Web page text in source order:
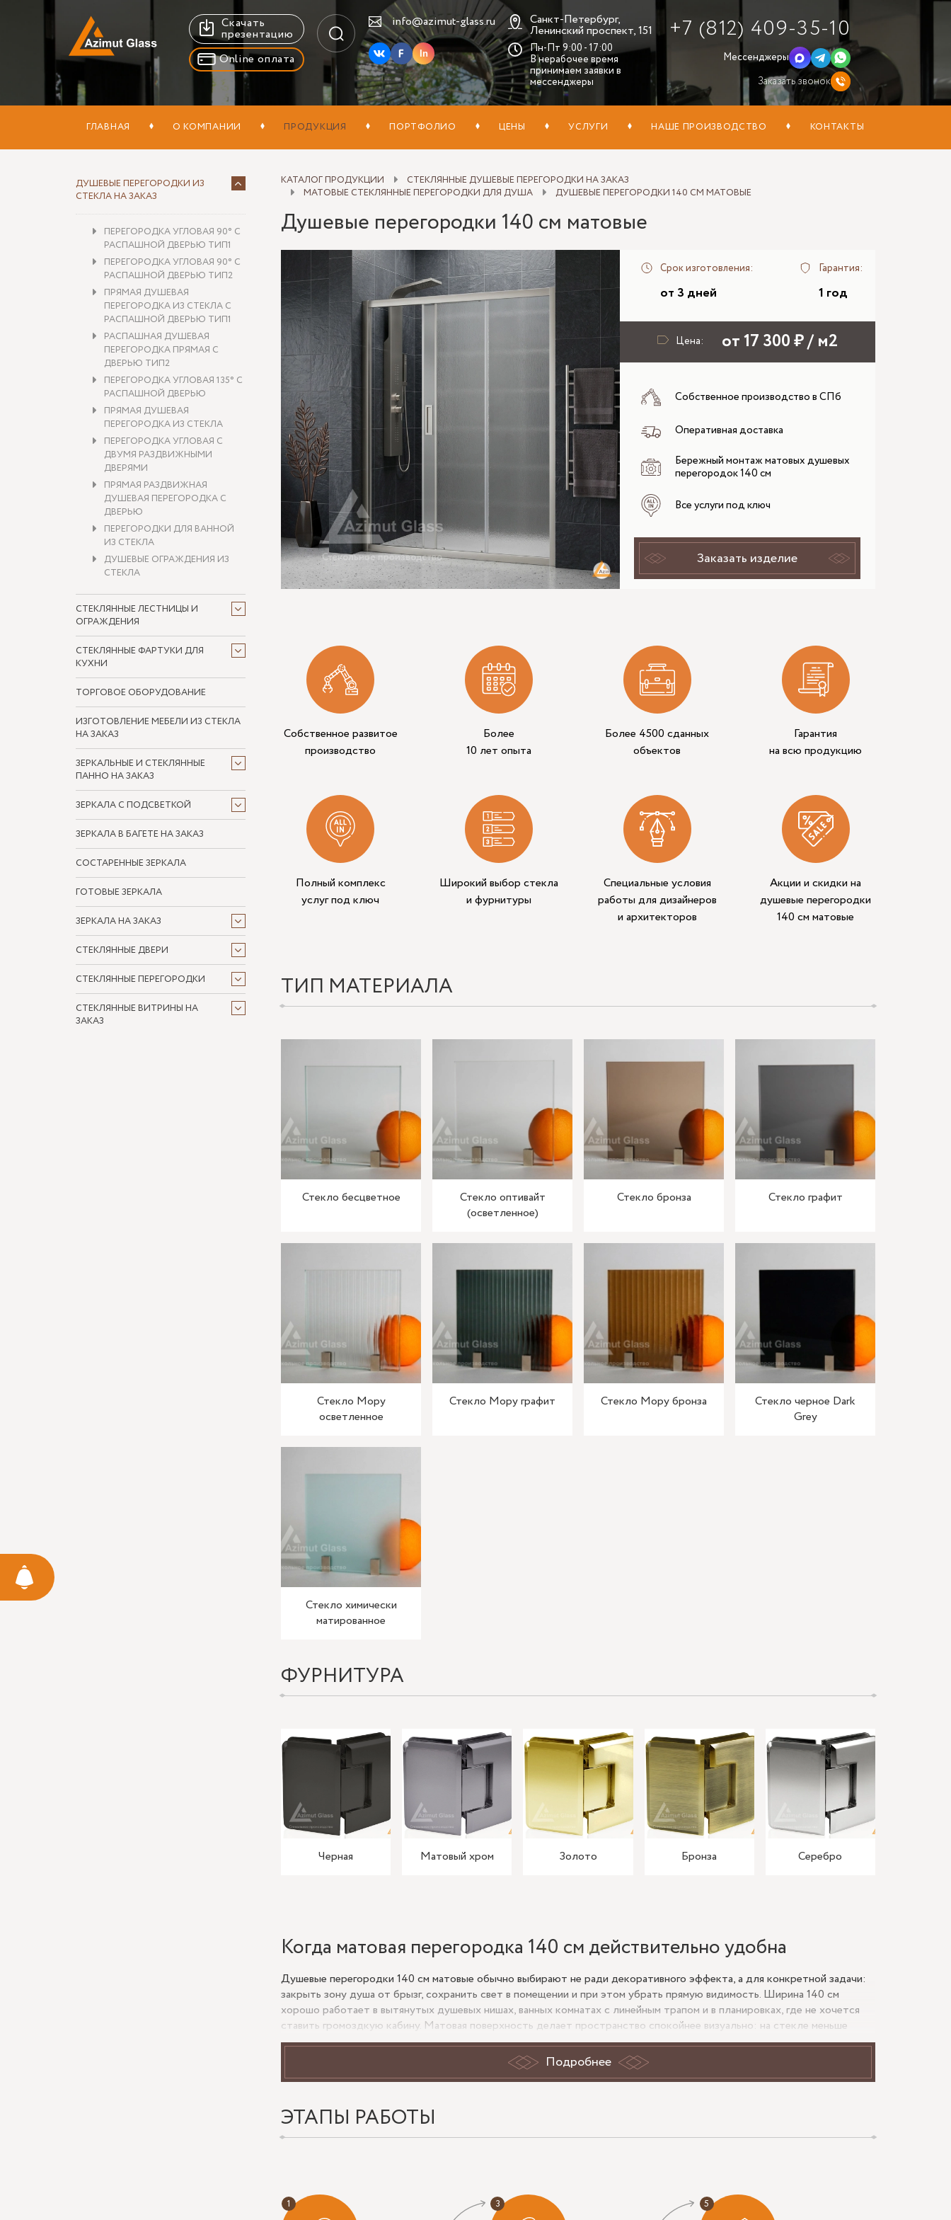
Скачать
презентацию
Online оплата
info@azimut-glass.ru
In
Санкт-Петербург,
Ленинский проспект, 151
Пн-Пт 9:00 - 17:00
В нерабочее время
принимаем заявки в
мессенджеры
+7 (812) 409-35-10
Мессенджеры
Заказать звонок
ГЛАВНАЯ О КОМПАНИИ ПРОДУКЦИЯ ПОРТФОЛИО ЦЕНЫ УСЛУГИ НАШЕ ПРОИЗВОДСТВО КОНТАКТЫ
ДУШЕВЫЕ ПЕРЕГОРОДКИ ИЗ
СТЕКЛА НА ЗАКАЗ
ПЕРЕГОРОДКА УГЛОВАЯ 90° С
РАСПАШНОЙ ДВЕРЬЮ ТИП1
ПЕРЕГОРОДКА УГЛОВАЯ 90° С
РАСПАШНОЙ ДВЕРЬЮ ТИП2
ПРЯМАЯ ДУШЕВАЯ
ПЕРЕГОРОДКА ИЗ СТЕКЛА С
РАСПАШНОЙ ДВЕРЬЮ ТИП1
РАСПАШНАЯ ДУШЕВАЯ
ПЕРЕГОРОДКА ПРЯМАЯ С
ДВЕРЬЮ ТИП2
ПЕРЕГОРОДКА УГЛОВАЯ 135° С
РАСПАШНОЙ ДВЕРЬЮ
ПРЯМАЯ ДУШЕВАЯ
ПЕРЕГОРОДКА ИЗ СТЕКЛА
ПЕРЕГОРОДКА УГЛОВАЯ С
ДВУМЯ РАЗДВИЖНЫМИ
ДВЕРЯМИ
ПРЯМАЯ РАЗДВИЖНАЯ
ДУШЕВАЯ ПЕРЕГОРОДКА С
ДВЕРЬЮ
ПЕРЕГОРОДКИ ДЛЯ ВАННОЙ
ИЗ СТЕКЛА
ДУШЕВЫЕ ОГРАЖДЕНИЯ ИЗ
СТЕКЛА
СТЕКЛЯННЫЕ ЛЕСТНИЦЫ И
ОГРАЖДЕНИЯ
СТЕКЛЯННЫЕ ФАРТУКИ ДЛЯ
КУХНИ
ТОРГОВОЕ ОБОРУДОВАНИЕ
ИЗГОТОВЛЕНИЕ МЕБЕЛИ ИЗ СТЕКЛА
НА ЗАКАЗ
ЗЕРКАЛЬНЫЕ И СТЕКЛЯННЫЕ
ПАННО НА ЗАКАЗ
ЗЕРКАЛА С ПОДСВЕТКОЙ
ЗЕРКАЛА В БАГЕТЕ НА ЗАКАЗ
СОСТАРЕННЫЕ ЗЕРКАЛА
ГОТОВЫЕ ЗЕРКАЛА
ЗЕРКАЛА НА ЗАКАЗ
СТЕКЛЯННЫЕ ДВЕРИ
СТЕКЛЯННЫЕ ПЕРЕГОРОДКИ
СТЕКЛЯННЫЕ ВИТРИНЫ НА
ЗАКАЗ
КАТАЛОГ ПРОДУКЦИИ
СТЕКЛЯННЫЕ ДУШЕВЫЕ ПЕРЕГОРОДКИ НА ЗАКАЗ
МАТОВЫЕ СТЕКЛЯННЫЕ ПЕРЕГОРОДКИ ДЛЯ ДУША
ДУШЕВЫЕ ПЕРЕГОРОДКИ 140 СМ МАТОВЫЕ
Душевые перегородки 140 см матовые
Срок изготовления:
от 3 дней
Гарантия:
1 год
Цена: от 17 300 ₽ / м2
Собственное производство в СПб
Оперативная доставка
Бережный монтаж матовых душевых
перегородок 140 см
Все услуги под ключ
Заказать изделие
Собственное развитое
производство
Более
10 лет опыта
Более 4500 сданных
объектов
Гарантия
на всю продукцию
Полный комплекс
услуг под ключ
Широкий выбор стекла
и фурнитуры
Специальные условия
работы для дизайнеров
и архитекторов
Акции и скидки на
душевые перегородки
140 см матовые
ТИП МАТЕРИАЛА
Стекло бесцветное
Стекло оптивайт
(осветленное)
Стекло бронза Стекло графит
Стекло Мору
осветленное
Стекло Мору графит Стекло Мору бронза
Стекло черное Dark
Grey
Стекло химически
матированное
ФУРНИТУРА
Черная Матовый хром Золото Бронза Серебро
Когда матовая перегородка 140 см действительно удобна
Душевые перегородки 140 см матовые обычно выбирают не ради декоративного эффекта, а для конкретной задачи:
закрыть зону душа от брызг, сохранить свет в помещении и при этом убрать прямую видимость. Ширина 140 см
хорошо работает в вытянутых душевых нишах, ванных комнатах с линейным трапом и в планировках, где не хочется
ставить громоздкую кабину. Матовая поверхность делает пространство спокойнее визуально: на стекле меньше
заметны капли, следы от воды и отпечатки, чем на полностью прозрачном полотне.
Если перегородки ставятся рядом с окном, зеркалом или светлой плиткой, матовое стекло рассеивает свет мягче и
не дает резких бликов. Для семейных санузлов это особенно практично: душевой участок сохраняет приватность, но
Что важно проверить до заказа
Геометрию стен и пола. Даже небольшой завал влияет на монтаж и на плотность примыкания.
Подробнее
ЭТАПЫ РАБОТЫ